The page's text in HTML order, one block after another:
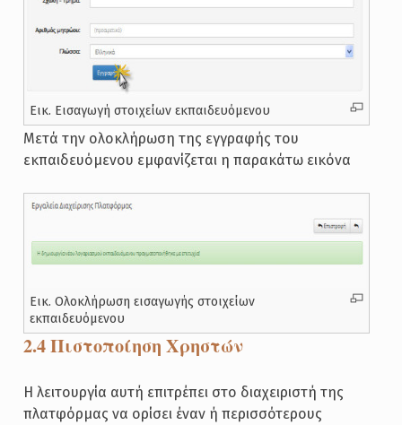
Εικ. Εισαγωγή στοιχείων εκπαιδευόμενου
Μετά την ολοκλήρωση της εγγραφής του
εκπαιδευόμενου εμφανίζεται η παρακάτω εικόνα
Εικ. Ολοκλήρωση εισαγωγής στοιχείων
εκπαιδευόμενου
2.4 Πιστοποίηση Χρηστών
Η λειτουργία αυτή επιτρέπει στο διαχειριστή της
πλατφόρμας να ορίσει έναν ή περισσότερους